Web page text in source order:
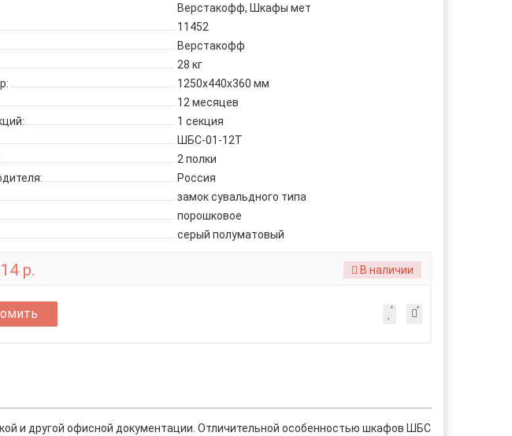
Верстакофф, Шкафы мет
11452
Верстакофф
28 кг
1250x440x360 мм
12 месяцев
1 секция
ШБС-01-12Т
2 полки
Россия
замок сувальдного типа
порошковое
серый полуматовый
р. В наличии
и другой офисной документации. Отличительной особенностью шкафов ШБС